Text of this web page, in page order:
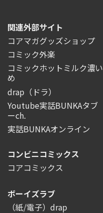
関連外部サイト
コアマガグッズショップ
コミック外楽
コミックホットミルク濃い
め
drap（ドラ）
Youtube実話BUNKAタブ
ーch.
実話BUNKAオンライン
コンビニコミックス
コアコミックス
ボーイズラブ
（紙/電子）drap